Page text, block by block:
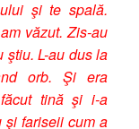
şi te spală.
văzut. Zis-au
L-au dus la
orb. Şi era
tină şi i-a
şi fariseii cum a